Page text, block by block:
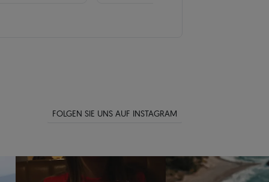
FOLGEN SIE UNS AUF INSTAGRAM